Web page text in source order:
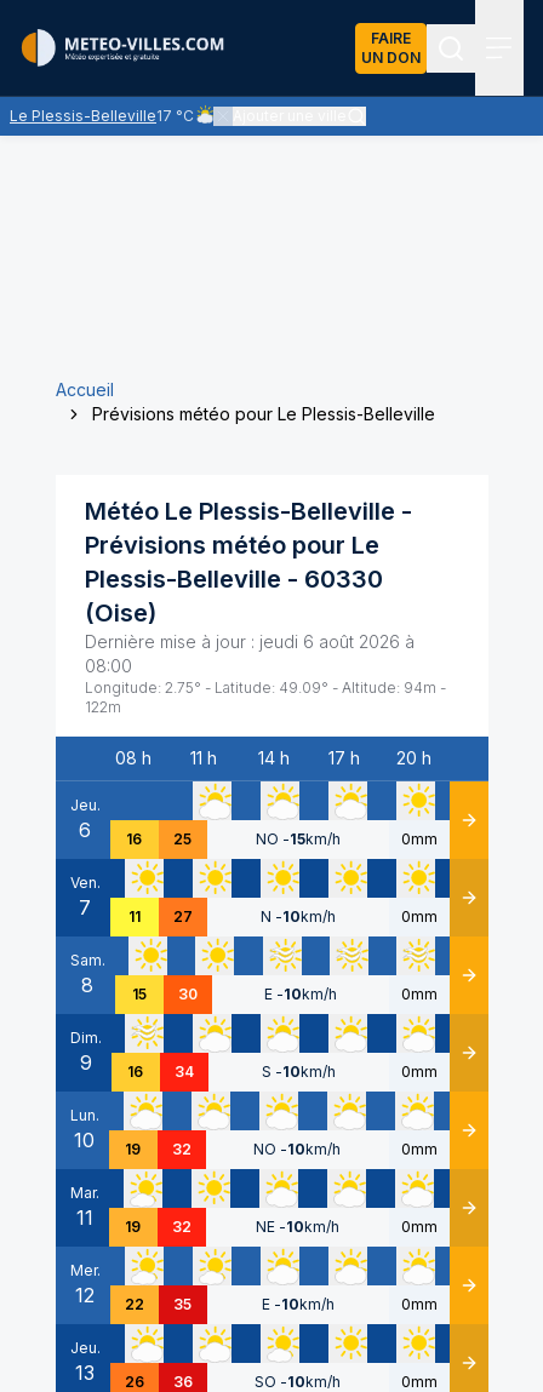
FAIRE
UN DON
Le Plessis-Belleville17 °C
Ciel nuageux - les éclaircies et les nuages se
Accueil
Prévisions météo pour Le Plessis-Belleville
Météo Le Plessis-Belleville -
Prévisions météo pour Le
Plessis-Belleville - 60330
(Oise)
Dernière mise à jour : jeudi 6 août 2026 à
08:00
Longitude: 2.75° - Latitude: 49.09° - Altitude: 94m -
122m
Date
08 h 11 h 14 h 17 h 20 h
Jeu.
6 16 25 NO -15km/h 0mm Détails
Ven.
7 11 27 N -10km/h 0mm Détails
Sam.
8 15 30 E -10km/h 0mm Détails
Dim.
9 16 34 S -10km/h 0mm Détails
Lun.
10 19 32 NO -10km/h 0mm Détails
Mar.
11 19 32 NE -10km/h 0mm Détails
Mer.
12 22 35 E -10km/h 0mm Détails
Jeu.
13 26 36 SO -10km/h 0mm Détails